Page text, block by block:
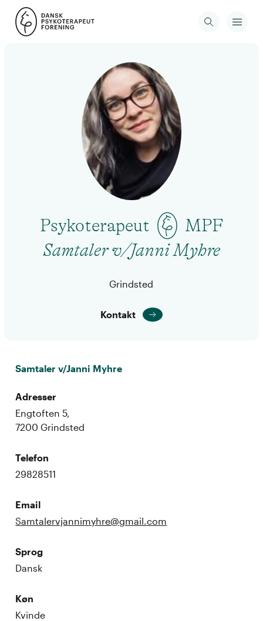
Psykoterapeut
MPF
Samtaler v/Janni Myhre
Grindsted
Kontakt
Samtaler v/Janni Myhre
Adresser
Engtoften 5,
7200 Grindsted
Telefon
29828511
Email
Samtalervjannimyhre@gmail.com
Sprog
Dansk
Køn
Kvinde